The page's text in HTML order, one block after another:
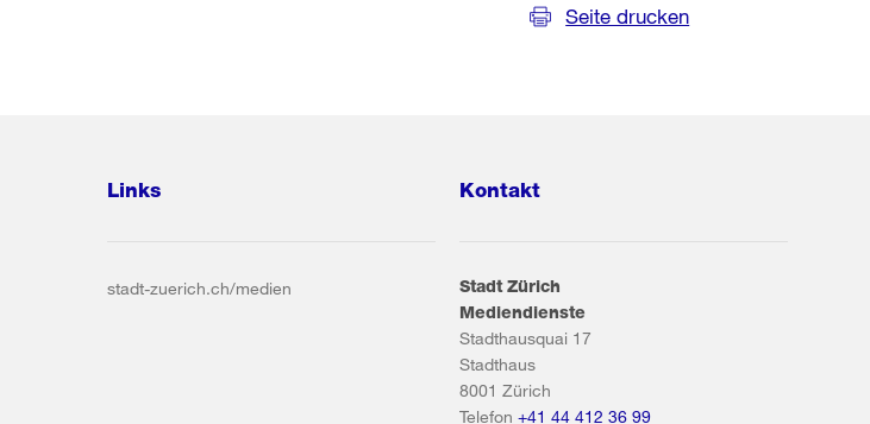
Seite drucken
Links
stadt-zuerich.ch/medien
Kontakt
Stadt Zürich
Mediendienste
Stadthausquai 17
Stadthaus
8001 Zürich
Telefon +41 44 412 36 99